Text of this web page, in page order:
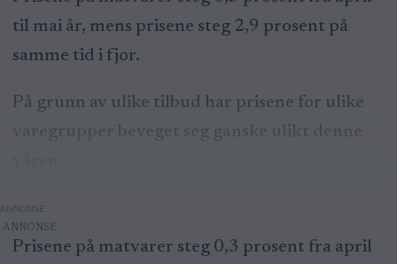
til mai år, mens prisene steg 2,9 prosent på
samme tid i fjor.
På grunn av ulike tilbud har prisene for ulike
varegrupper beveget seg ganske ulikt denne
ANNONSE
Prisene på matvarer steg 0,3 prosent fra april